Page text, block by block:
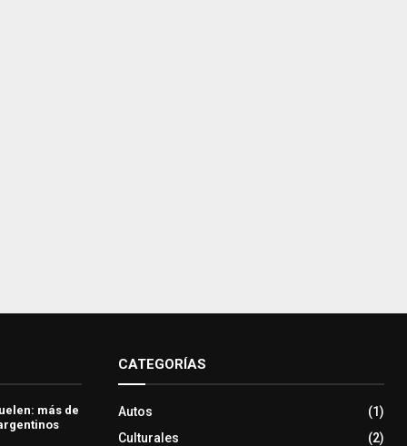
más de
CATEGORÍAS
Autos
(1)
Culturales
(2)